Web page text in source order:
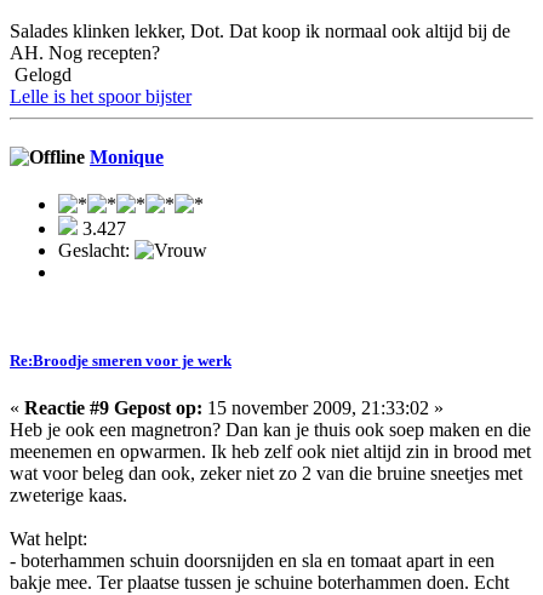
Salades klinken lekker, Dot. Dat koop ik normaal ook altijd bij de
AH. Nog recepten?
Gelogd
Lelle is het spoor bijster
Monique
3.427
Geslacht:
Re:Broodje smeren voor je werk
« Reactie #9 Gepost op: 15 november 2009, 21:33:02 »
Heb je ook een magnetron? Dan kan je thuis ook soep maken en die
meenemen en opwarmen. Ik heb zelf ook niet altijd zin in brood met
wat voor beleg dan ook, zeker niet zo 2 van die bruine sneetjes met
zweterige kaas.
Wat helpt:
- boterhammen schuin doorsnijden en sla en tomaat apart in een
bakje mee. Ter plaatse tussen je schuine boterhammen doen. Echt